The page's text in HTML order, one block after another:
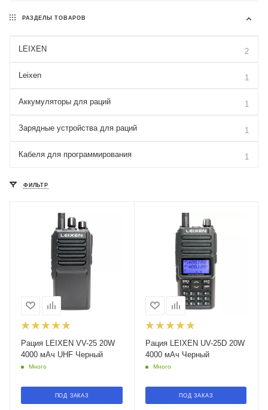
РАЗДЕЛЫ ТОВАРОВ
LEIXEN 2
Leixen 1
Аккумуляторы для раций 1
Зарядные устройства для раций 1
Кабеля для программирования 1
ФИЛЬТР
Рация LEIXEN VV-25 20W
4000 мАч UHF Черный
Много
ПОД ЗАКАЗ
Рация LEIXEN UV-25D 20W
4000 мАч Черный
Много
ПОД ЗАКАЗ